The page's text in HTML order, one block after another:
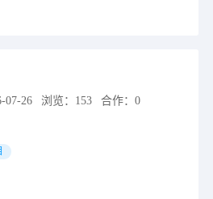
07-26 浏览： 153 合作： 0